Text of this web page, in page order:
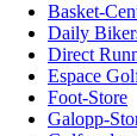
Basket-
Daily
Direct
Espace
Foot-Store
Galopp-